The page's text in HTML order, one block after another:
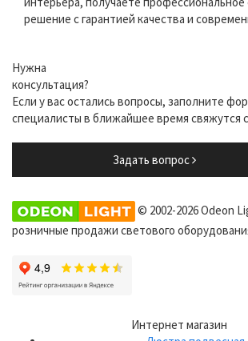
решение с гарантией качества и
Нужна
консультация?
Если у вас остались вопросы, заполните
специалисты в ближайшее время свяжутся
Задать вопрос
© 2002-2026 Odeon
розничные продажи светового
Интернет магазин